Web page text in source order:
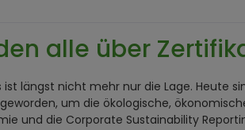
alle über
längst nicht mehr nur die Lage. Heute
um die ökologische,
und die Corporate Sustainability